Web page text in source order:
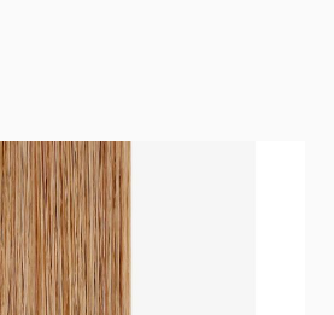
hairtalk Standard
denselben diskreten Look